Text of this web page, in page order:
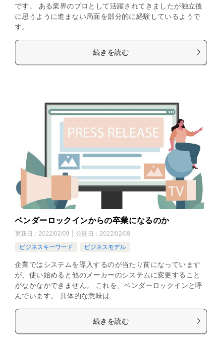
です。 ある業界のプロとして活躍されてきましたが独立後
に思うように進まない局面を部分的に経験しているようで
す。
続きを読む
ベンダーロックインからの卒業になるのか
更新日： 2022/02/09 公開日： 2022/02/08
ビジネスキーワード
ビジネスモデル
企業ではシステムを導入するのが当たり前になっています
が、使い始めると他のメーカーのシステムに変更すること
がなかなかできません。 これを、ベンダーロックインと呼
んでいます。 具体的な意味は
続きを読む